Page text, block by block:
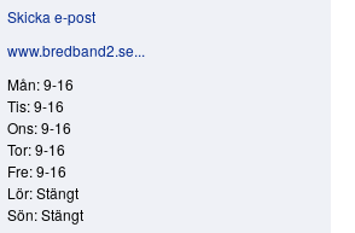
Skicka e-post
www.bredband2.se...
Mån: 9-16
Tis: 9-16
Ons: 9-16
Tor: 9-16
Fre: 9-16
Lör: Stängt
Sön: Stängt